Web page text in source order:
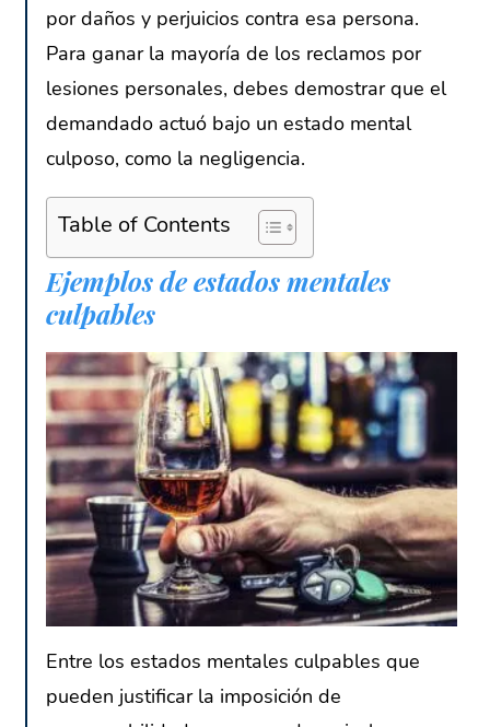
por daños y perjuicios contra esa persona.
Para ganar la mayoría de los reclamos por
lesiones personales, debes demostrar que el
demandado actuó bajo un estado mental
culposo, como la negligencia.
Table of Contents
Ejemplos de estados mentales
culpables
Entre los estados mentales culpables que
pueden justificar la imposición de